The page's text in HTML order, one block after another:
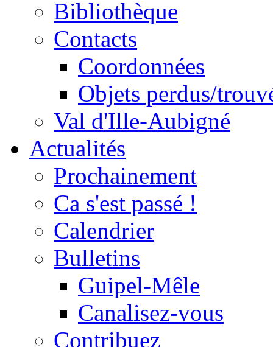
Bibliothèque
Contacts
Coordonnées
Objets perdus/
Val d'Ille-Aubigné
Actualités
Prochainement
Ca s'est passé !
Calendrier
Bulletins
Guipel-Mêle
Canalisez-vous
Contribuez